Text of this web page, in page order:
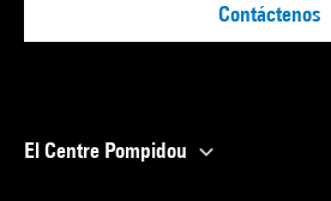
Contáctenos
El Centre Pompidou